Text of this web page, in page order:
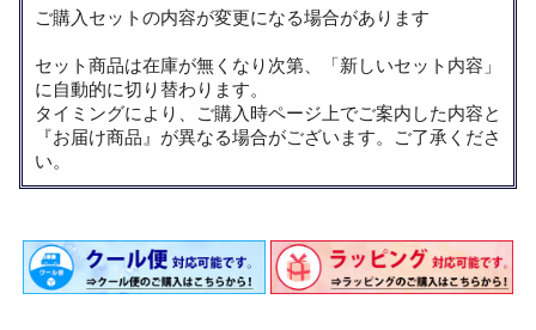
ご購入セットの内容が変更になる場合があります
セット商品は在庫が無くなり次第、「新しいセット内容」
に自動的に切り替わります。
タイミングにより、ご購入時ページ上でご案内した内容と
『お届け商品』が異なる場合がございます。ご了承くださ
い。